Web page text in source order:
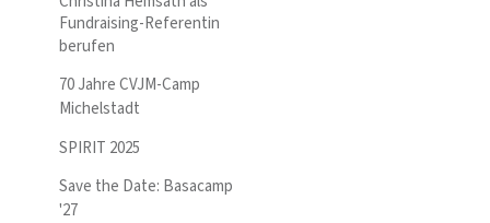
Fundraising-Referentin
berufen
70 Jahre CVJM-Camp
Michelstadt
SPIRIT 2025
Save the Date: Basacamp
'27